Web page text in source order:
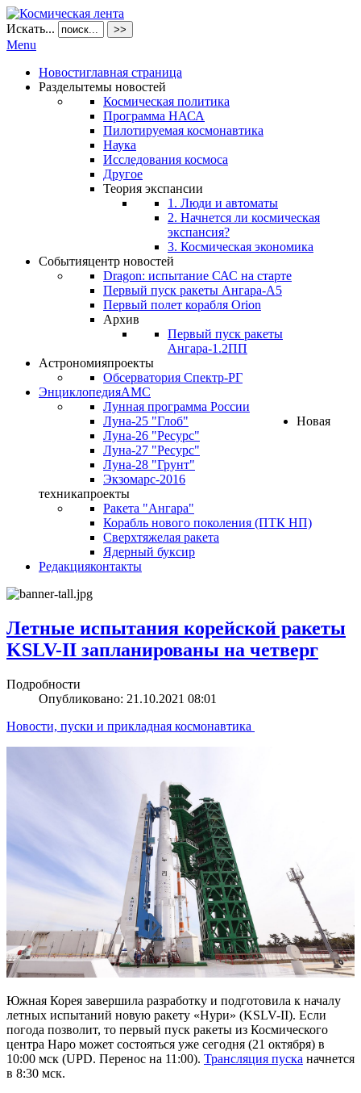
Искать... >>
Menu
Новостиглавная страница
Разделытемы новостей
Космическая политика
Программа НАСА
Пилотируемая космонавтика
Наука
Исследования космоса
Другое
Теория экспансии
1. Люди и автоматы
2. Начнется ли космическая
экспансия?
3. Космическая экономика
Событияцентр новостей
Dragon: испытание САС на старте
Первый пуск ракеты Ангара-А5
Первый полет корабля Orion
Архив
Первый пуск ракеты
Ангара-1.2ПП
Астрономияпроекты
Обсерватория Спектр-РГ
ЭнциклопедияАМС
Лунная программа России
Луна-25 "Глоб"
Луна-26 "Ресурс"
Луна-27 "Ресурс"
Луна-28 "Грунт"
Экзомарс-2016
Новая
техникапроекты
Ракета "Ангара"
Корабль нового поколения (ПТК НП)
Сверхтяжелая ракета
Ядерный буксир
Редакцияконтакты
Летные испытания корейской ракеты
KSLV-II запланированы на четверг
Подробности
Опубликовано: 21.10.2021 08:01
Новости, пуски и прикладная космонавтика
Южная Корея завершила разработку и подготовила к началу
летных испытаний новую ракету «Нури» (KSLV-II). Если
погода позволит, то первый пуск ракеты из Космического
центра Наро может состояться уже сегодня (21 октября) в
10:00 мск (UPD. Перенос на 11:00). Трансляция пуска начнется
в 8:30 мск.